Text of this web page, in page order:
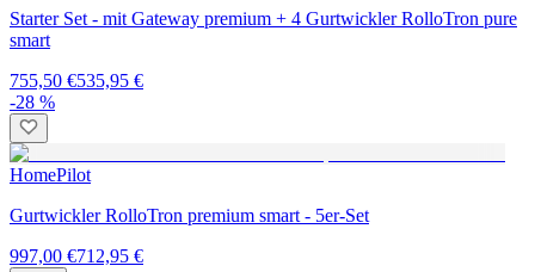
Starter Set - mit Gateway premium + 4 Gurtwickler RolloTron pure
smart
755,50 €535,95 €
-28 %
HomePilot
Gurtwickler RolloTron premium smart - 5er-Set
997,00 €712,95 €